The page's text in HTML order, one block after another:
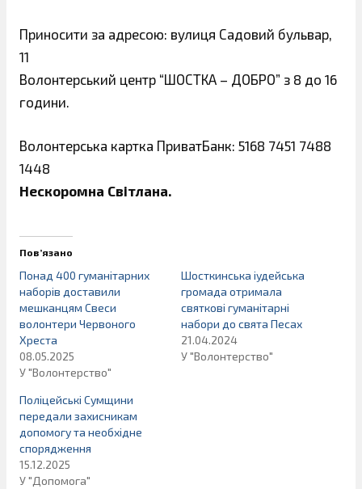
Приносити за адресою: вулиця Садовий бульвар,
11
Волонтерський центр “ШОСТКА – ДОБРО” з 8 до 16
години.
Волонтерська картка ПриватБанк: 5168 7451 7488
1448
Нескоромна Світлана.
Пов’язано
Понад 400 гуманітарних
наборів доставили
мешканцям Свеси
волонтери Червоного
Хреста
08.05.2025
У "Волонтерство"
Шосткинська іудейська
громада отримала
святкові гуманітарні
набори до свята Песах
21.04.2024
У "Волонтерство"
Поліцейські Сумщини
передали захисникам
допомогу та необхідне
спорядження
15.12.2025
У "Допомога"